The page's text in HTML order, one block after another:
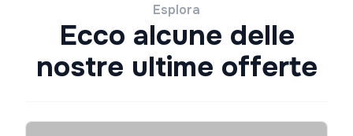
Esplora
Ecco alcune delle
nostre ultime offerte